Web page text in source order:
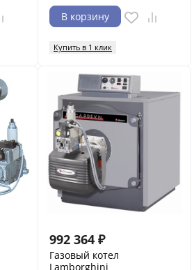
В корзину
Купить в 1 клик
992 364 ₽
Газовый котел
Lamborghini